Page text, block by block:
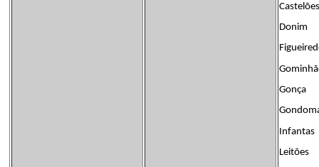
Castelões
Donim
Gonça
Infantas
Leitões